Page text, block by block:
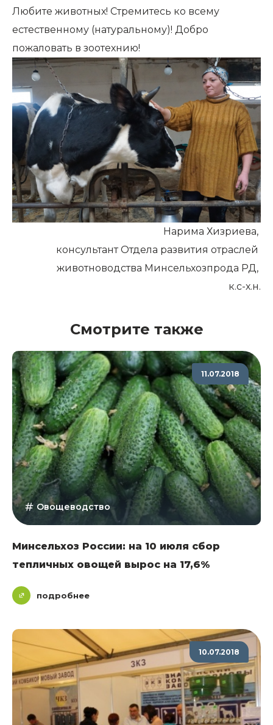
Любите животных! Стремитесь ко всему
естественному (натуральному)! Добро
пожаловать в зоотехнию!
Нарима Хизриева,
консультант Отдела развития отраслей
животноводства Минсельхозпрода РД,
к.с-х.н.
Смотрите также
11.07.2018
Овощеводство
Минсельхоз России: на 10 июля сбор
тепличных овощей вырос на 17,6%
подробнее
10.07.2018